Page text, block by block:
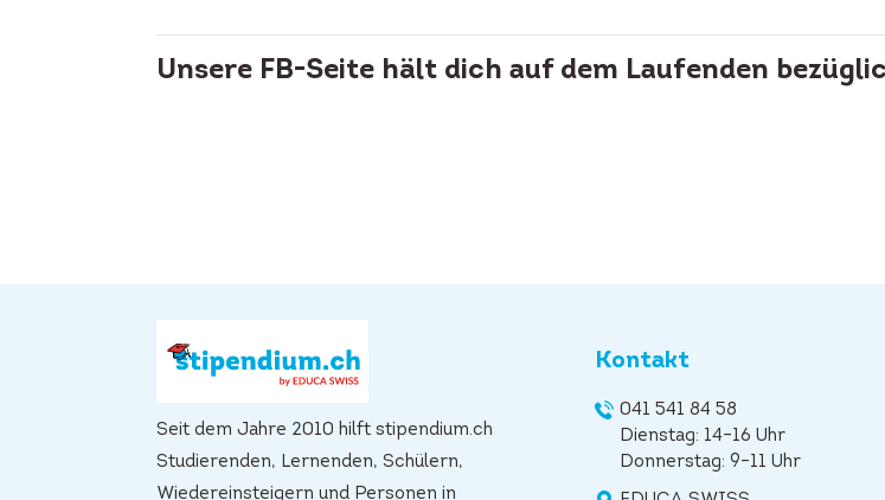
Unsere FB-Seite hält dich auf dem Laufenden
Seit dem Jahre 2010 hilft stipendium.ch
Studierenden, Lernenden, Schülern,
Wiedereinsteigern und Personen in
Kontakt
041 541 84 58
Dienstag: 14–16 Uhr
Donnerstag: 9–11 Uhr